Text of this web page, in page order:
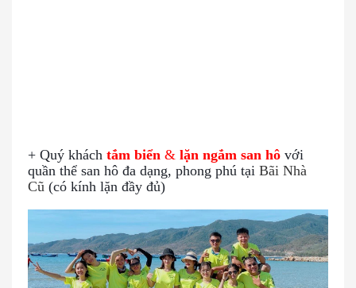
+ Quý khách tắm biển & lặn ngắm san hô với
quần thể san hô đa dạng, phong phú tại Bãi Nhà
Cũ (có kính lặn đầy đủ)